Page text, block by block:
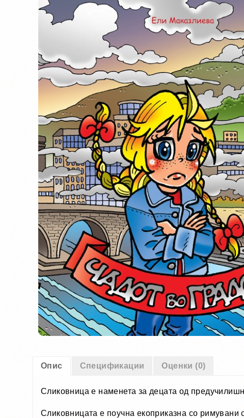
Опис Спецификации Оценки (0)
Сликовница е наменета за децата од
Сликовницата е поучна екоприказна со римувани